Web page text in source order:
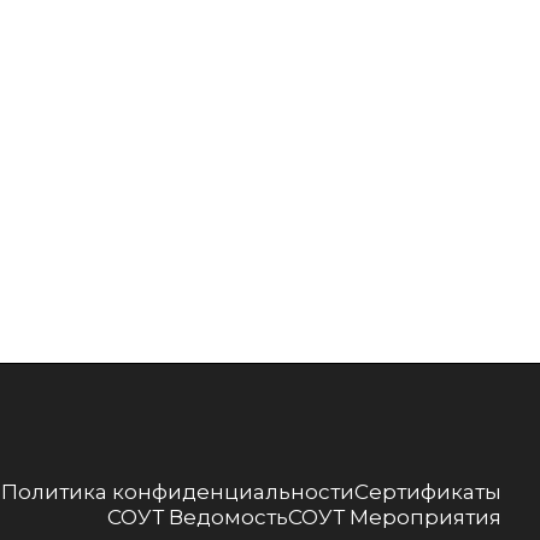
Политика конфиденциальностиСертификаты
СОУТ ВедомостьСОУТ Мероприятия